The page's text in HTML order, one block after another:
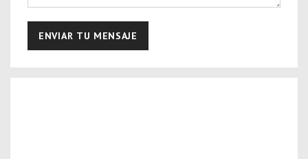
ENVIAR TU MENSAJE